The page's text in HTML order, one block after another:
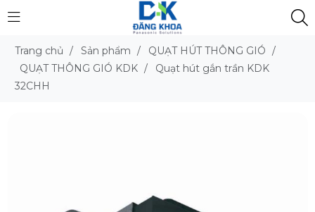
Trang chủ / Sản phẩm / QUẠT HÚT THÔNG GIÓ /
QUẠT THÔNG GIÓ KDK /
Quạt hút gắn trần KDK
32CHH